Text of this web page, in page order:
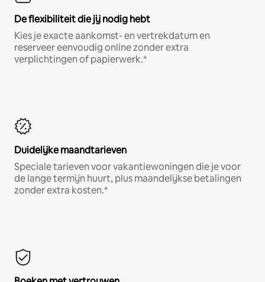
De flexibiliteit die jij nodig hebt
Kies je exacte aankomst- en vertrekdatum en
reserveer eenvoudig online zonder extra
verplichtingen of papierwerk.*
Duidelijke maandtarieven
Speciale tarieven voor vakantiewoningen die je voor
de lange termijn huurt, plus maandelijkse betalingen
zonder extra kosten.*